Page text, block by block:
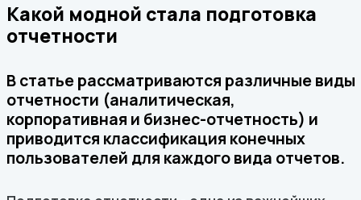
Какой модной стала подготовка
отчетности
В статье рассматриваются различные виды
отчетности (аналитическая,
корпоративная и бизнес-отчетность) и
приводится классификация конечных
пользователей для каждого вида отчетов.